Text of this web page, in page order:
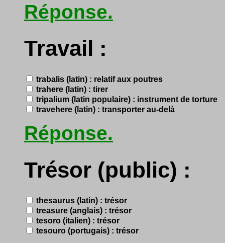
Réponse.
Travail :
trabalis (latin) : relatif aux poutres
trahere (latin) : tirer
tripalium (latin populaire) : instrument de torture
travehere (latin) : transporter au-delà
Réponse.
Trésor (public) :
thesaurus (latin) : trésor
treasure (anglais) : trésor
tesoro (italien) : trésor
tesouro (portugais) : trésor